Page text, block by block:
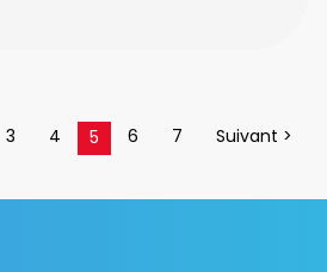
3 4 5 6 7 Suivant >